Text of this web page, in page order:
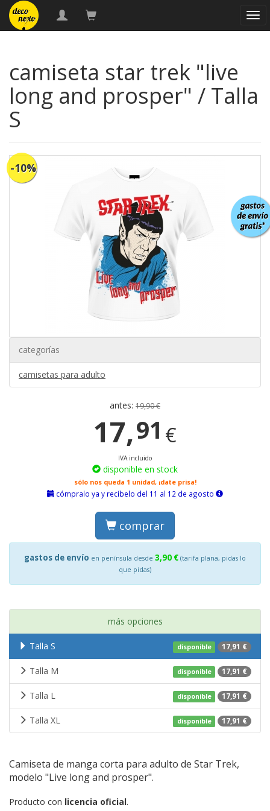
camiseta star trek "live
long and prosper" / Talla
S
-10%
categorías
camisetas para adulto
antes: 19,90 €
17,91 €
IVA incluido
disponible en stock
sólo nos queda 1 unidad, ¡date prisa!
cómpralo ya y recíbelo del 11 al 12 de agosto
comprar
gastos de envío en península desde 3,90 € (tarifa plana, pidas lo
que pidas)
más opciones
disponible 17,91 €
Talla S
disponible 17,91 €
Talla M
disponible 17,91 €
Talla L
disponible 17,91 €
Talla XL
Camiseta de manga corta para adulto de Star Trek,
modelo "Live long and prosper".
Producto con licencia oficial.